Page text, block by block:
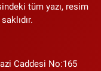
tüm yazı, resim
Caddesi No:165